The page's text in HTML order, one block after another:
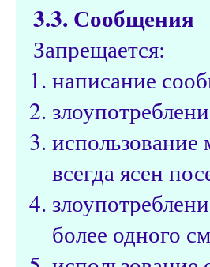
3.3. Сообщения
Запрещается:
написание
использование
всегда ясен
более одного